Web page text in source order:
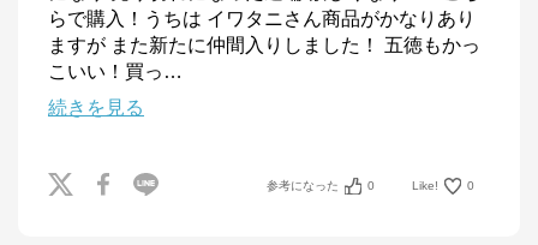
らで購入！うちは イワタニさん商品がかなりあり
ますが また新たに仲間入りしました！ 五徳もかっ
こいい！買っ …
続きを見る
参考になった 0 Like! 0